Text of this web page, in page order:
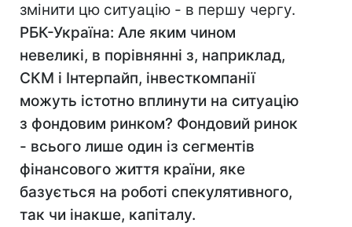
змінити цю ситуацію - в першу чергу.
РБК-Україна: Але яким чином
невеликі, в порівнянні з, наприклад,
СКМ і Інтерпайп, інвесткомпанії
можуть істотно вплинути на ситуацію
з фондовим ринком? Фондовий ринок
- всього лише один із сегментів
фінансового життя країни, яке
базується на роботі спекулятивного,
так чи інакше, капіталу.